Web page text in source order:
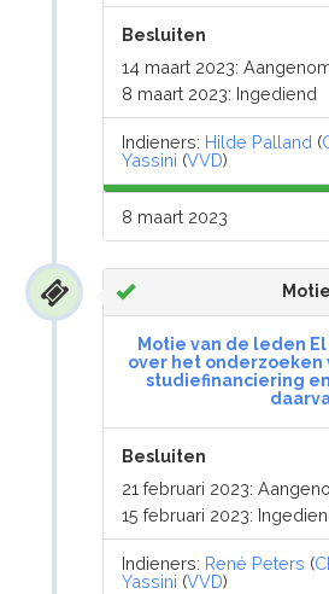
Besluiten
14 maart 2023:
8 maart 2023: Ingediend
Indieners: Hilde Palland (
Yassini (VVD)
8 maart 2023
Motie
Motie van de leden
over het onderzoeken
studiefinanciering
Besluiten
21 februari 2023:
15 februari 2023:
Indieners: René Peters (
Yassini (VVD)